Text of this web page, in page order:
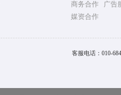
商务合作
广告
媒资合作
客服电话： 010-